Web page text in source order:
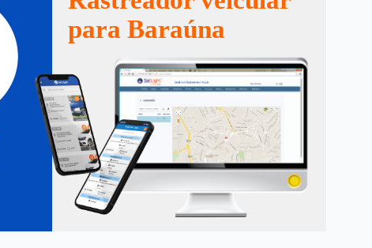
para Baraúna